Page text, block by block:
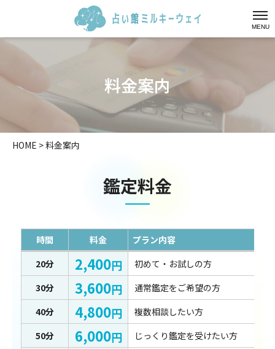
MENU
料金案内
HOME >料金案内
鑑定料金
時間 料金
プラン内容
20分
2,400円
初めて・お試しの方
30分
3,600円
通常鑑定をご希望の方
40分
4,800円
複数相談したい方
50分
6,000円
じっくり鑑定を受けたい方